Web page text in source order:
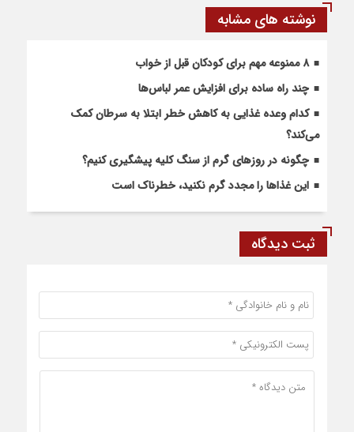
نوشته های مشابه
۸ ممنوعه مهم برای کودکان قبل از خواب
چند راه ساده برای افزایش عمر لباس‌ها
کدام وعده غذایی به کاهش خطر ابتلا به سرطان کمک
می‌کند؟
چگونه در روزهای گرم از سنگ کلیه پیشگیری کنیم؟
این غذاها را مجدد گرم نکنید، خطرناک است
ثبت دیدگاه